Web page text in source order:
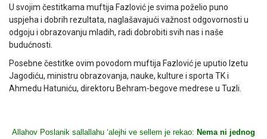
U svojim čestitkama muftija Fazlović je svima poželio puno
uspjeha i dobrih rezultata, naglašavajući važnost odgovornosti u
odgoju i obrazovanju mladih, radi dobrobiti svih nas i naše
budućnosti.
Posebne čestitke ovim povodom muftija Fazlović je uputio Izetu
Jagodiću, ministru obrazovanja, nauke, kulture i sporta TK i
Ahmedu Hatuniću, direktoru Behram-begove medrese u Tuzli.
Allahov Poslanik sallallahu ‘alejhi ve sellem je rekao: Nema ni jednog